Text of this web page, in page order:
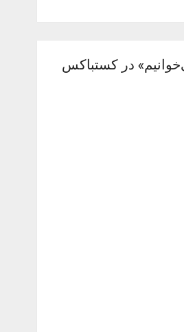
در کستباکس